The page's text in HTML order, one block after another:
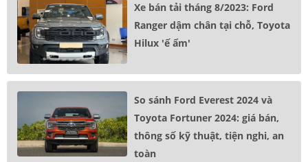
Xe bán tải tháng 8/2023: Ford
Ranger dậm chân tại chỗ, Toyota
Hilux 'ế ẩm'
So sánh Ford Everest 2024 và
Toyota Fortuner 2024: giá bán,
thông số kỹ thuật, tiện nghi, an
toàn